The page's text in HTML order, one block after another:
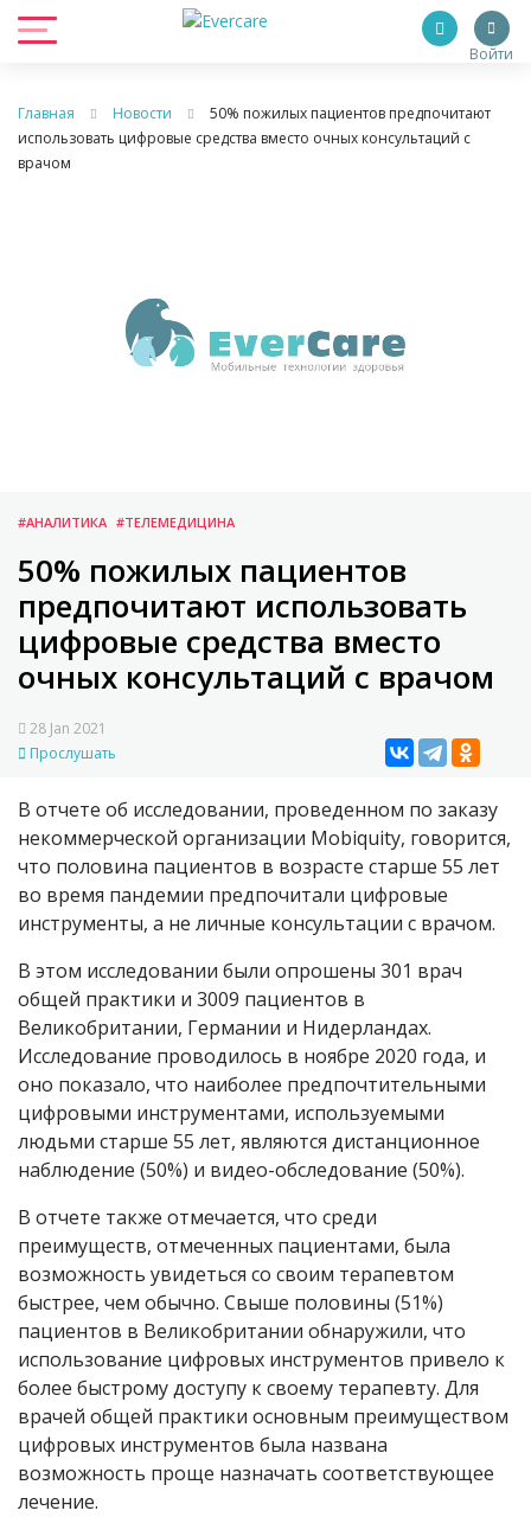
Войти
Главная Новости
50% пожилых пациентов предпочитают
использовать цифровые средства вместо очных консультаций с
врачом
#АНАЛИТИКА #ТЕЛЕМЕДИЦИНА
50% пожилых пациентов
предпочитают использовать
цифровые средства вместо
очных консультаций с врачом
28 Jan 2021
Прослушать
В отчете об исследовании, проведенном по заказу
некоммерческой организации Mobiquity, говорится,
что половина пациентов в возрасте старше 55 лет
во время пандемии предпочитали цифровые
инструменты, а не личные консультации с врачом.
В этом исследовании были опрошены 301 врач
общей практики и 3009 пациентов в
Великобритании, Германии и Нидерландах.
Исследование проводилось в ноябре 2020 года, и
оно показало, что наиболее предпочтительными
цифровыми инструментами, используемыми
людьми старше 55 лет, являются дистанционное
наблюдение (50%) и видео-обследование (50%).
В отчете также отмечается, что среди
преимуществ, отмеченных пациентами, была
возможность увидеться со своим терапевтом
быстрее, чем обычно. Свыше половины (51%)
пациентов в Великобритании обнаружили, что
использование цифровых инструментов привело к
более быстрому доступу к своему терапевту. Для
врачей общей практики основным преимуществом
цифровых инструментов была названа
возможность проще назначать соответствующее
лечение.